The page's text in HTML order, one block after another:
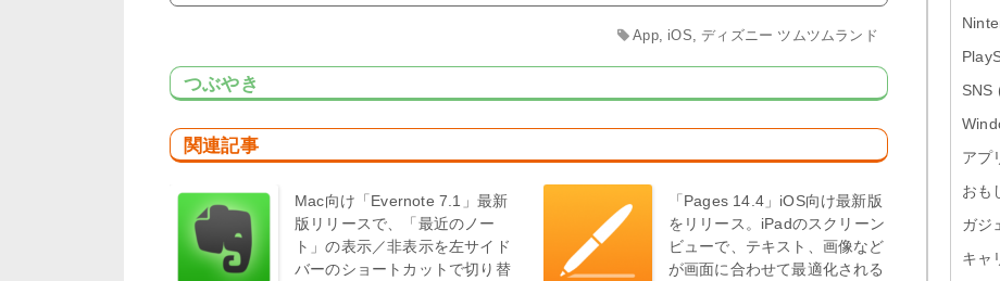
App, iOS ,ディズニー ツムツムランド
つぶやき
関連記事
Mac向け「Evernote 7.1」最新
版リリースで、「最近のノー
ト」の表示／非表示を左サイド
バーのショートカットで切り替
「Pages 14.4」iOS向け最新版
をリリース。iPadのスクリーン
ビューで、テキスト、画像など
が画面に合わせて最適化される
SNS
アプ
おも
ガジ
キャ